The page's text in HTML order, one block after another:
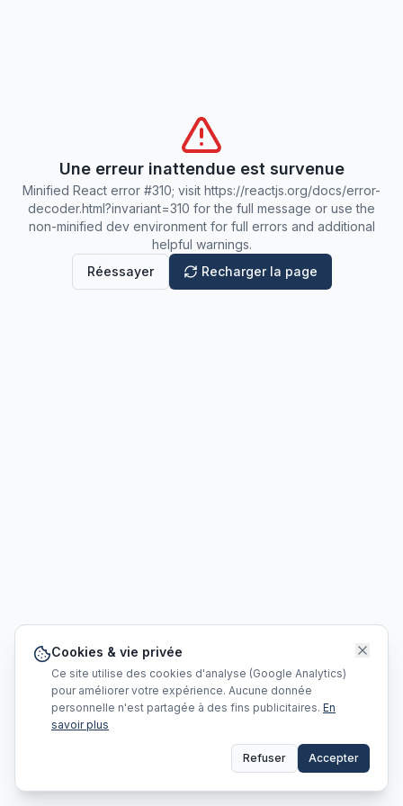
Une erreur inattendue est survenue
Minified React error #310; visit https://reactjs.org/docs/error-
decoder.html?invariant=310 for the full message or use the
non-minified dev environment for full errors and additional
helpful warnings.
Réessayer
Recharger la page
Cookies & vie privée
Ce site utilise des cookies d'analyse (Google Analytics)
pour améliorer votre expérience. Aucune donnée
personnelle n'est partagée à des fins publicitaires. En
savoir plus
Refuser Accepter